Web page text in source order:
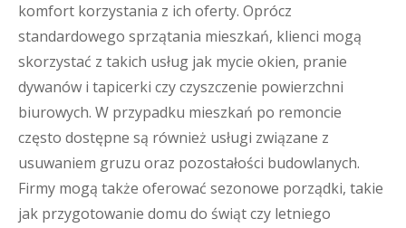
komfort korzystania z ich oferty. Oprócz
standardowego sprzątania mieszkań, klienci mogą
skorzystać z takich usług jak mycie okien, pranie
dywanów i tapicerki czy czyszczenie powierzchni
biurowych. W przypadku mieszkań po remoncie
często dostępne są również usługi związane z
usuwaniem gruzu oraz pozostałości budowlanych.
Firmy mogą także oferować sezonowe porządki, takie
jak przygotowanie domu do świąt czy letniego